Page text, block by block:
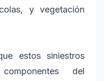
y vegetación
estos siniestros
del